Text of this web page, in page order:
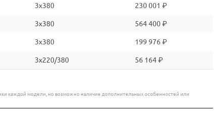
3x380 230 001 ₽
3x380 564 400 ₽
3x380 199 976 ₽
3x220/380 56 164 ₽
каждой модели, но возможно наличие дополнительных особенностей или